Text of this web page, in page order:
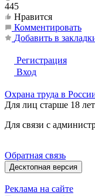
445
Нравится
Комментировать
Добавить в
Регистрация
Вход
Охрана труда в
Для лиц старше 18
Для связи с
Обратная связь
Десктопная версия
Реклама на сайте